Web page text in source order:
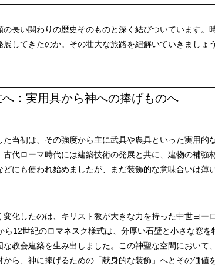
の⻑い関わりの歴史そのものと深く結びついています
してきたのか。その壮大な旅路を紐解いていきましょう
：実用具から神への捧げものへ
た当初は、その強度から主に武具や農具といった実用的
古代ローマ時代には建築技術の発展と共に、建物の補強
どにも使われ始めましたが、まだ装飾的な意味合いは薄
変化したのは、キリスト教が大きな力を持った中世ヨー
ら12世紀のロマネスク様式は、分厚い石壁と小さな窓を
な教会建築を生み出しました。この神聖な空間において
から、神に捧げるための「献身的な装飾」へとその価値